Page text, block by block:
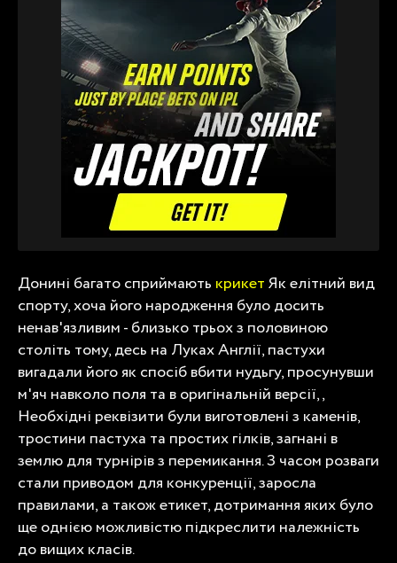
Донині багато сприймають крикетЯк елітний вид
спорту, хоча його народження було досить
ненав'язливим - близько трьох з половиною
століть тому, десь на Луках Англії, пастухи
вигадали його як спосіб вбити нудьгу, просунувши
м'яч навколо поля та в оригінальній версії,,
Необхідні реквізити були виготовлені з каменів,
тростини пастуха та простих гілків, загнані в
землю для турнірів з перемикання. З часом розваги
стали приводом для конкуренції, заросла
правилами, а також етикет, дотримання яких було
ще однією можливістю підкреслити належність
до вищих класів.